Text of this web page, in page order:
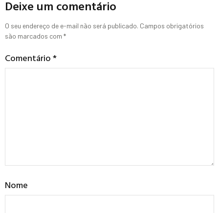
Deixe um comentário
O seu endereço de e-mail não será publicado. Campos obrigatórios
são marcados com *
Comentário*
Nome